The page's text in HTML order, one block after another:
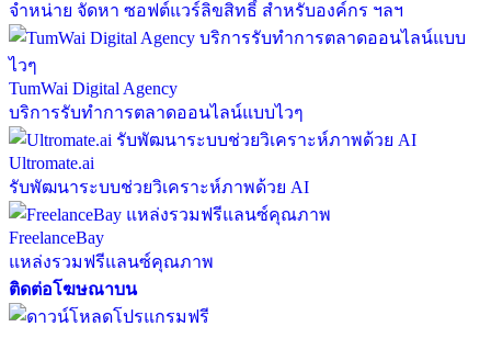
จำหน่าย จัดหา ซอฟต์แวร์ลิขสิทธิ์ สำหรับองค์กร ฯลฯ
TumWai Digital Agency
บริการรับทำการตลาดออนไลน์แบบไวๆ
Ultromate.ai
รับพัฒนาระบบช่วยวิเคราะห์ภาพด้วย AI
FreelanceBay
แหล่งรวมฟรีแลนซ์คุณภาพ
ติดต่อโฆษณาบน